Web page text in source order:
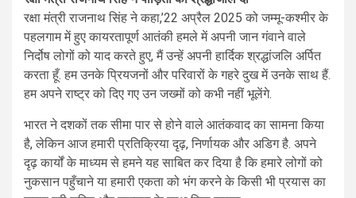
रक्षा मंत्री राजनाथ सिंह ने कहा,’22 अप्रैल 2025 को जम्मू-कश्मीर के
पहलगाम में हुए कायरतापूर्ण आतंकी हमले में अपनी जान गंवाने वाले
निर्दोष लोगों को याद करते हुए, मैं उन्हें अपनी हार्दिक श्रद्धांजलि अर्पित
करता हूँ. हम उनके प्रियजनों और परिवारों के गहरे दुख में उनके साथ हैं.
हम अपने राष्ट्र को दिए गए उन जख्मों को कभी नहीं भूलेंगे.
भारत ने दशकों तक सीमा पार से होने वाले आतंकवाद का सामना किया
है, लेकिन आज हमारी प्रतिक्रिया दृढ़, निर्णायक और अडिग है. अपने
दृढ़ कार्यों के माध्यम से हमने यह साबित कर दिया है कि हमारे लोगों को
नुकसान पहुँचाने या हमारी एकता को भंग करने के किसी भी प्रयास का